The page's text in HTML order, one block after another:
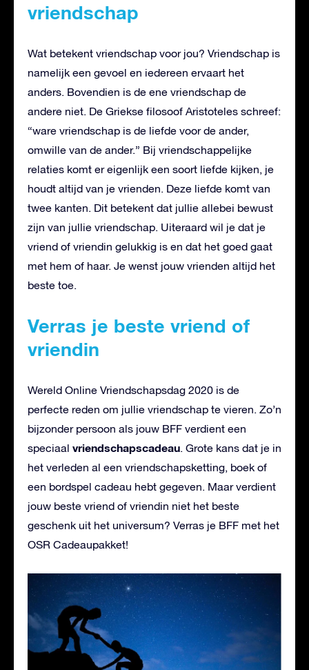
vriendschap
Wat betekent vriendschap voor jou? Vriendschap is
namelijk een gevoel en iedereen ervaart het
anders. Bovendien is de ene vriendschap de
andere niet. De Griekse filosoof Aristoteles schreef:
“ware vriendschap is de liefde voor de ander,
omwille van de ander.” Bij vriendschappelijke
relaties komt er eigenlijk een soort liefde kijken, je
houdt altijd van je vrienden. Deze liefde komt van
twee kanten. Dit betekent dat jullie allebei bewust
zijn van jullie vriendschap. Uiteraard wil je dat je
vriend of vriendin gelukkig is en dat het goed gaat
met hem of haar. Je wenst jouw vrienden altijd het
beste toe.
Verras je beste vriend of
vriendin
Wereld Online Vriendschapsdag 2020 is de
perfecte reden om jullie vriendschap te vieren. Zo’n
bijzonder persoon als jouw BFF verdient een
speciaal vriendschapscadeau. Grote kans dat je in
het verleden al een vriendschapsketting, boek of
een bordspel cadeau hebt gegeven. Maar verdient
jouw beste vriend of vriendin niet het beste
geschenk uit het universum? Verras je BFF met het
OSR Cadeaupakket!